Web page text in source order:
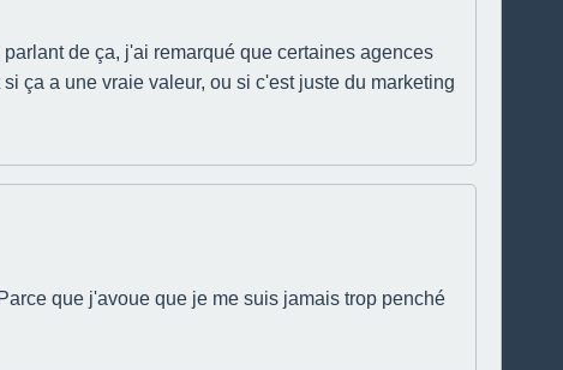
de ça, j'ai remarqué que certaines agences
ça a une vraie valeur, ou si c'est juste du marketing
que j'avoue que je me suis jamais trop penché